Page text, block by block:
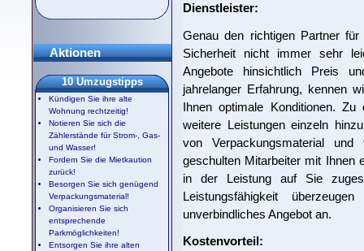
Dienstleister:
Genau den richtigen Partner
Sicherheit nicht immer sehr
Angebote hinsichtlich Preis
jahrelanger Erfahrung, kennen
Ihnen optimale Konditionen. Zu
weitere Leistungen einzeln
von Verpackungsmaterial
geschulten Mitarbeiter mit Ihnen
in der Leistung auf Sie
Leistungsfähigkeit
unverbindliches Angebot an.
Kostenvorteil:
Aktionen
10 Umzugstipps
Kündigen Sie ihre alte
Wohnung rechtzeitig!
Notieren Sie sich die
Zählerstände für Strom-, Gas-
und Wasser!
Fordern Sie die Mietkaution
zurück!
Besorgen Sie sich genügend
Verpackungsmaterial!
Organisieren Sie sich
entsprechende
Parkmöglichkeiten!
Entsorgen Sie ihre alten